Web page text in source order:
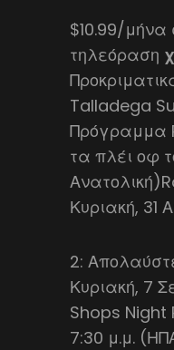
$10.99/μήνα
τηλεόραση
Talladega
Πρόγραμμα
τα πλέι οφ
Κυριακή, 31
2:
Κυριακή, 7
Shops Night
7:30 μ.μ.